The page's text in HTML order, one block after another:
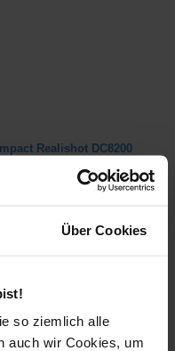
Über Cookies
so ziemlich alle
auch wir Cookies, um
Realishot DC8200
18 MP CMOS